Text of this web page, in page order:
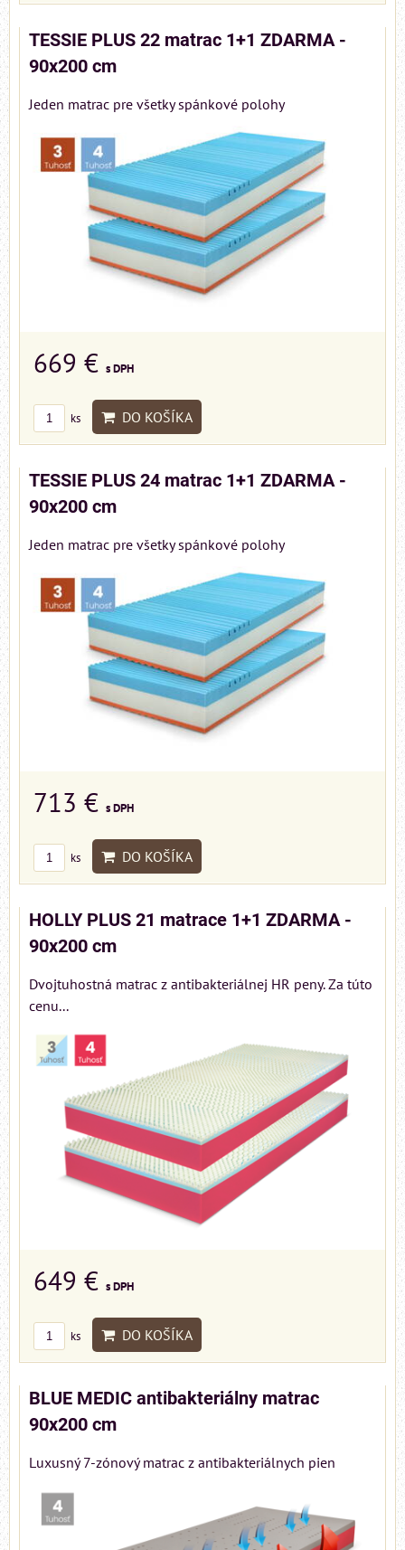
TESSIE PLUS 22 matrac 1+1 ZDARMA -
90x200 cm
Jeden matrac pre všetky spánkové polohy
669 € s DPH
ks DO KOŠÍKA
TESSIE PLUS 24 matrac 1+1 ZDARMA -
90x200 cm
Jeden matrac pre všetky spánkové polohy
713 € s DPH
ks DO KOŠÍKA
HOLLY PLUS 21 matrace 1+1 ZDARMA -
90x200 cm
Dvojtuhostná matrac z antibakteriálnej HR peny. Za túto
cenu...
649 € s DPH
ks DO KOŠÍKA
BLUE MEDIC antibakteriálny matrac
90x200 cm
Luxusný 7-zónový matrac z antibakteriálnych pien